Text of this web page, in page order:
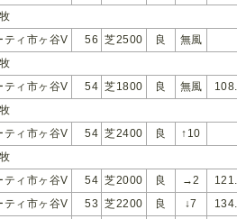
ティ市ヶ谷V 56 芝2500 良 無風
ティ市ヶ谷V 54 芝1800 良 無風
ティ市ヶ谷V 54 芝2400 良 ↑10
ティ市ヶ谷V 54 芝2000 良 →2
ティ市ヶ谷V 53 芝2200 良 ↓7